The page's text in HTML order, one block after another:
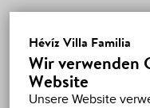
Hévíz Villa Familia
Wir verwenden
Website
Unsere Website
MAX. 2
WLAN